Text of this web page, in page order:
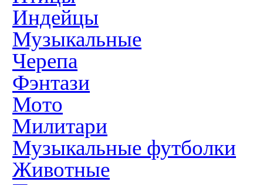
Индейцы
Музыкальные
Черепа
Фэнтази
Мото
Милитари
Музыкальные футболки
Животные